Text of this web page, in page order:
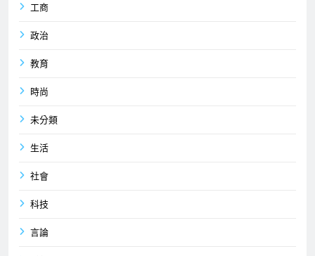
工商
政治
教育
時尚
未分類
生活
社會
科技
言論